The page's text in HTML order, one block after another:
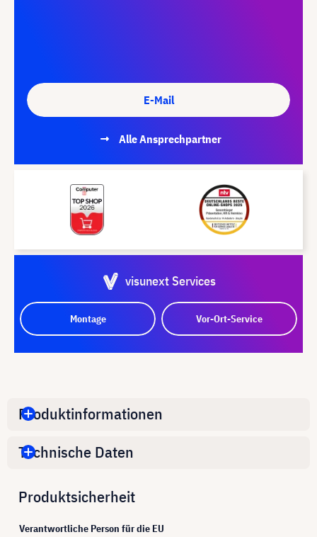
E-Mail
Alle Ansprechpartner
visunext Services
Montage Vor-Ort-Service
Produktinformationen
Technische Daten
Produktsicherheit
Verantwortliche Person für die EU